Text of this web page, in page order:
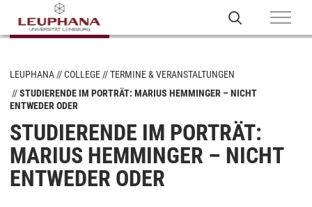
LEUPHANA COLLEGE
TERMINE & VERANSTALTUNGEN
STUDIERENDE IM PORTRÄT: MARIUS HEMMINGER – NICHT
ENTWEDER ODER
STUDIERENDE IM PORTRÄT:
MARIUS HEMMINGER – NICHT
ENTWEDER ODER